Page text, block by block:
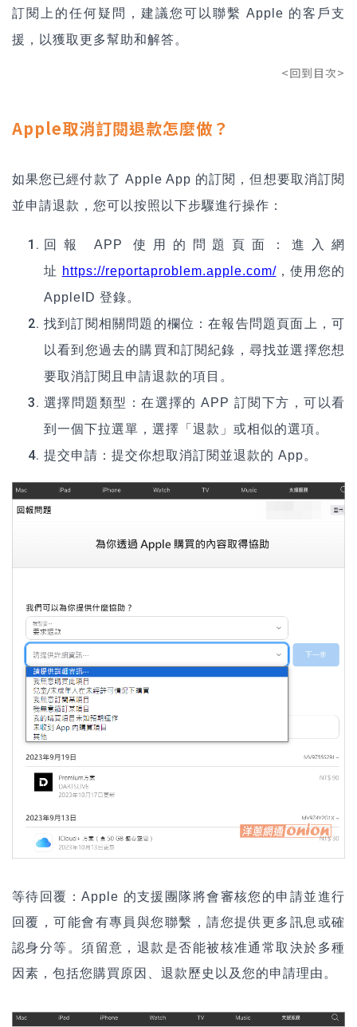
訂閱上的任何疑問，建議您可以聯繫 Apple 的客戶支
援，以獲取更多幫助和解答。
<回到目次>
Apple取消訂閱退款怎麼做？
如果您已經付款了 Apple App 的訂閱，但想要取消訂閱
並申請退款，您可以按照以下步驟進行操作：
回報 APP 使用的問題頁面：進入網
址 https://reportaproblem.apple.com/，使用您的
AppleID 登錄。
找到訂閱相關問題的欄位：在報告問題頁面上，可
以看到您過去的購買和訂閱紀錄，尋找並選擇您想
要取消訂閱且申請退款的項目。
選擇問題類型：在選擇的 APP 訂閱下方，可以看
到一個下拉選單，選擇「退款」或相似的選項。
提交申請： 提交你想取消訂閱並退款的 App。
等待回覆：Apple 的支援團隊將會審核您的申請並進行
回覆，可能會有專員與您聯繫，請您提供更多訊息或確
認身分等。須留意，退款是否能被核准通常取決於多種
因素，包括您購買原因、退款歷史以及您的申請理由。